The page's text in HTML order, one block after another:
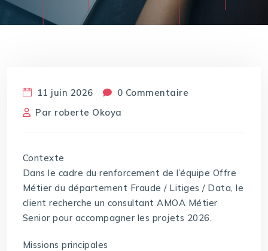
11 juin 2026
0 Commentaire
Par roberte Okoya
Contexte
Dans le cadre du renforcement de l’équipe Offre
Métier du département Fraude / Litiges / Data, le
client recherche un consultant AMOA Métier
Senior pour accompagner les projets 2026.
Missions principales